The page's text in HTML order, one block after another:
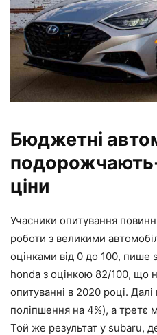
Бюджетні
подорожчають-
ціни
Учасники опитування
роботи з великими
оцінками від 0 до 100, пише
honda з оцінкою 82/100, що
опитуванні в 2020 році.
поліпшення на 4%), а третє
Той же результат у subaru,